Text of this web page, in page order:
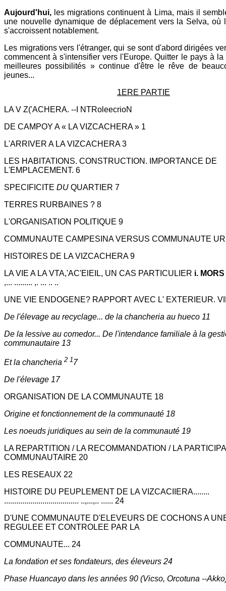
Aujourd'hui, les migrations continuent à Lima, mais il
une nouvelle dynamique de déplacement vers la Selva, où
s'accroissent notablement.
Les migrations vers l'étranger, qui se sont d'abord dirigées
commencent à s'intensifier vers l'Europe. Quitter le pays à
meilleures possibilités » continue d'être le rêve de
jeunes...
1ERE PARTIE
LA V Z('ACHERA. --I NTRoleecrioN
DE CAMPOY A « LA VIZCACHERA » 1
L'ARRIVER A LA VIZCACHERA 3
LES HABITATIONS. CONSTRUCTION. IMPORTANCE DE
L'EMPLACEMENT. 6
SPECIFICITE DU QUARTIER 7
TERRES RURBAINES ? 8
L'ORGANISATION POLITIQUE 9
COMMUNAUTE CAMPESINA VERSUS COMMUNAUTE
HISTOIRES DE LA VIZCACHERA 9
LA VIE A LA VTA,'AC'ElEIL, UN CAS PARTICULIER i. MORS
,... ......... ,. ... .. ..
UNE VIE ENDOGENE? RAPPORT AVEC L' EXTERIEUR.
De l'élevage au recyclage... de la chancheria au hueco 11
De la lessive au comedor... De l'intendance familiale à la
communautaire 13
Et la chancheria 2 17
De l'élevage 17
ORGANISATION DE LA COMMUNAUTE 18
Origine et fonctionnement de la communauté 18
Les noeuds juridiques au sein de la communauté 19
LA REPARTITION / LA RECOMMANDATION / LA
COMMUNAUTAIRE 20
LES RESEAUX 22
HISTOIRE DU PEUPLEMENT DE LA VIZCACIIERA........
..................................... ..,...,.. ...... 24
D'UNE COMMUNAUTE D'ELEVEURS DE COCHONS A
REGULEE ET CONTROLEE PAR LA
COMMUNAUTE... 24
La fondation et ses fondateurs, des éleveurs 24
Phase Huancayo dans les années 90 (Vicso, Orcotuna --